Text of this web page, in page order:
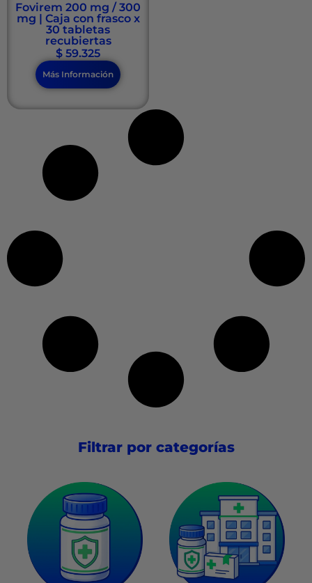
Fovirem 200 mg / 300
mg | Caja con frasco x
30 tabletas
recubiertas
$ 59.325
Más Información
Filtrar por categorías